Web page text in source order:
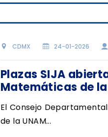
CDMX 24-01-2026
Plazas SIJA
Matemáticas de
El Consejo
de la UNAM...